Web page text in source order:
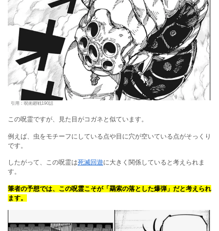
引用：呪術廻戦190話
この呪霊ですが、見た目がコガネと似ています。
例えば、虫をモチーフにしている点や目に穴が空いている点がそっくり
です。
したがって、この呪霊は死滅回遊に大きく関係していると考えられま
す。
筆者の予想では、この呪霊こそが「羂索の落とした爆弾」だと考えられ
ます。